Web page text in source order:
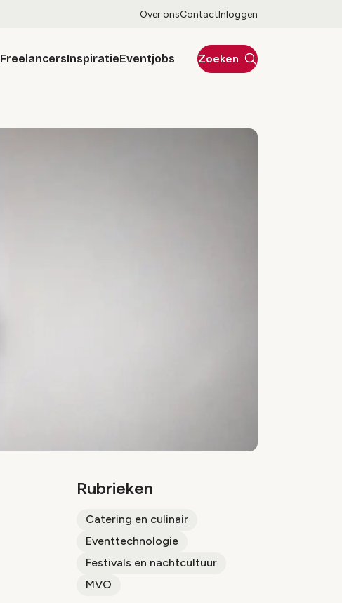
Over onsContactInloggen
FreelancersInspiratieEventjobs Zoeken
Rubrieken
Catering en culinair
Eventtechnologie
Festivals en nachtcultuur
MVO